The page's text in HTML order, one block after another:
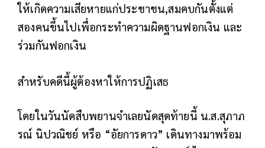
ให้เกิดความเสียหายแก่ประชาชน,สมคบกันตั้งแต่
สองคนขึ้นไปเพื่อกระทำความผิดฐานฟอกเงิน และ
ร่วมกันฟอกเงิน
สำหรับคดีนี้ผู้ต้องหาให้การปฏิเสธ
โดยในวันนัดสืบพยานจำเลยนัดสุดท้ายนี้ น.ส.สุภาภ
รณ์ นิปวณิชย์ หรือ “อัยการดาว” เดินทางมาพร้อม